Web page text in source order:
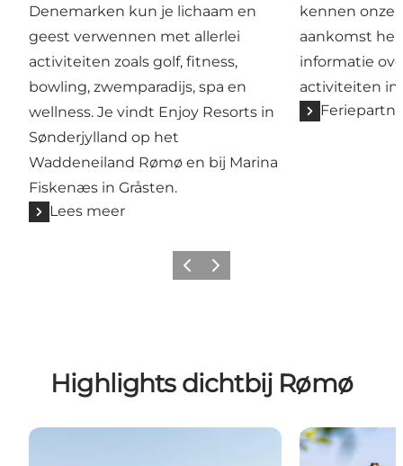
Denemarken kun je lichaam en
geest verwennen met allerlei
activiteiten zoals golf, fitness,
bowling, zwemparadijs, spa en
wellness. Je vindt Enjoy Resorts in
Sønderjylland op het
Waddeneiland Rømø en bij Marina
Fiskenæs in Gråsten.
Lees meer
kennen onze
aankomst
informatie
activiteiten in
Vorige Volgende
Highlights dichtbij Rømø
Marsk Camp, de Marsk Tower en Restaurant Marsk
Marskstien